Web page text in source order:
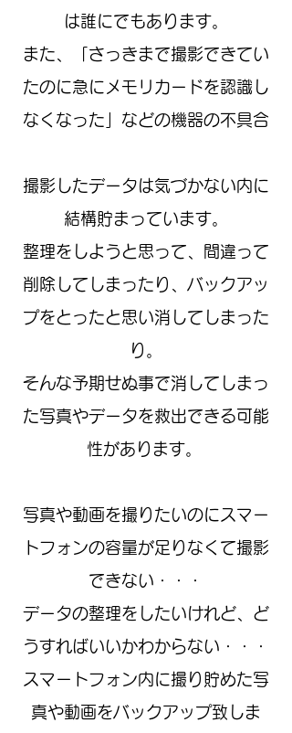
は誰にでもあります。
また、「さっきまで撮影できてい
たのに急にメモリカードを認識し
なくなった」などの機器の不具合
撮影したデータは気づかない内に
結構貯まっています。
整理をしようと思って、間違って
削除してしまったり、バックアッ
プをとったと思い消してしまった
り。
そんな予期せぬ事で消してしまっ
た写真やデータを救出できる可能
性があります。
写真や動画を撮りたいのにスマー
トフォンの容量が足りなくて撮影
できない・・・
データの整理をしたいけれど、ど
うすればいいかわからない・・・
スマートフォン内に撮り貯めた写
真や動画をバックアップ致しま